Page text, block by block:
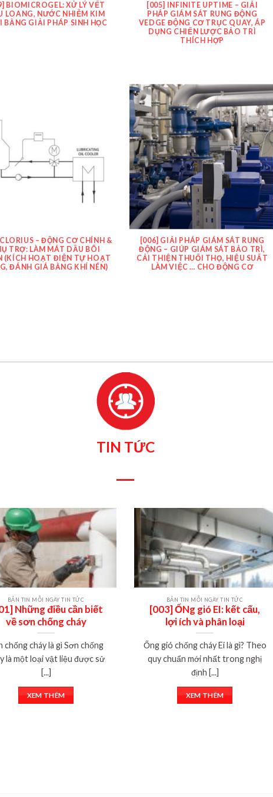
BIOMICROGEL: XỬ LÝ VẾT
LOANG, NƯỚC NHIỄM KIM
BẰNG GIẢI PHÁP SINH HỌC
[005] INFINITE UPTIME – GIẢI
PHÁP GIÁM SÁT RUNG ĐỘNG
VEDGE ĐỘNG CƠ TRỤC QUAY, ÁP
DỤNG CHIẾN LƯỢC BẢO TRÌ
THÍCH HỢP
– ĐỘNG CƠ CHÍNH &
TRỢ: LÀM MÁT DẦU BÔI
(KÍCH HOẠT ĐIỆN TỰ HOẠT
ĐÁNH GIÁ BẰNG KHÍ NÉN)
[006] GIẢI PHÁP GIÁM SÁT RUNG
ĐỘNG – GIÚP GIÁM SÁT BẢO TRÌ,
CẢI THIỆN THUỔI THỌ, HIỆU SUẤT
LÀM VIỆC … CHO ĐỘNG CƠ
TIN TỨC
BẢN TIN MỖI NGÀY TIN TỨC
Những điều cần biết
về sơn chống cháy
chống cháy là gì Sơn chống
là một loại vật liệu được sử
[...]
XEM THÊM
BẢN TIN MỖI NGÀY TIN TỨC
[003] ỐNg gió EI: kết cấu,
lợi ích và phân loại
Ống gió chống cháy Ei là gì? Theo
quy chuẩn mới nhất trong nghị
định [...]
XEM THÊM